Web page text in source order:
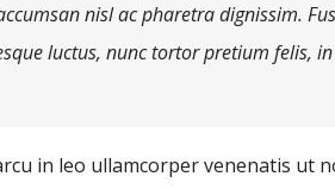
nisl ac pharetra dignissim.
luctus, nunc tortor pretium felis,
in leo ullamcorper venenatis ut